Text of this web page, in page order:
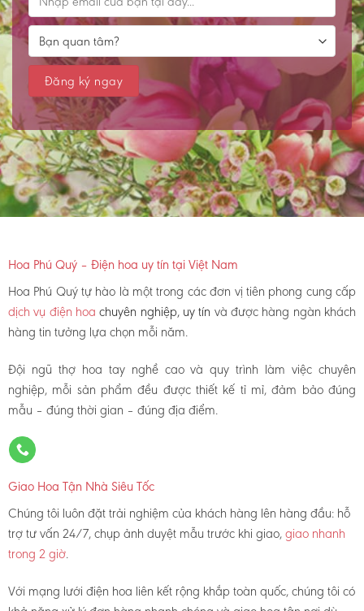
Hoa Phú Quý – Điện hoa uy tín tại Việt Nam
Hoa Phú Quý tự hào là một trong các đơn vị tiên phong cung cấp
dịch vụ điện hoachuyên nghiệp, uy tín và được hàng ngàn khách
hàng tin tưởng lựa chọn mỗi năm.
Đội ngũ thợ hoa tay nghề cao và quy trình làm việc chuyên
nghiệp, mỗi sản phẩm đều được thiết kế tỉ mỉ, đảm bảo đúng
mẫu – đúng thời gian – đúng địa điểm.
Giao Hoa Tận Nhà Siêu Tốc
Chúng tôi luôn đặt trải nghiệm của khách hàng lên hàng đầu: hỗ
trợ tư vấn 24/7, chụp ảnh duyệt mẫu trước khi giao,giao nhanh
trong 2 giờ.
Với mạng lưới điện hoa liên kết rộng khắp toàn quốc, chúng tôi có